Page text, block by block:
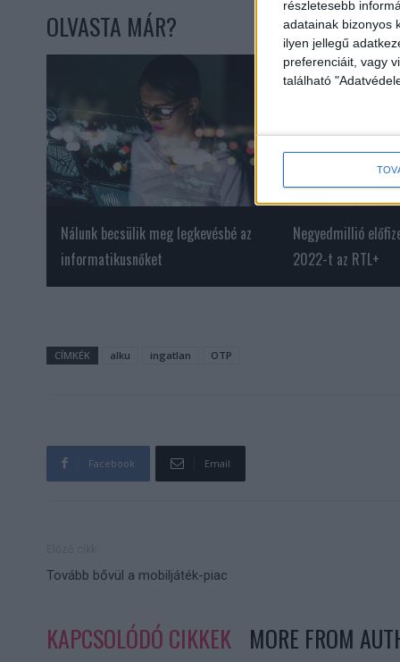
részletesebb
adatainak bizonyos
ilyen jellegű
preferenciáit, vagy
található
OLVASTA MÁR?
Nálunk becsülik meg legkevésbé az
informatikusnőket
Negyedmillió
2022-t az RTL+
CÍMKÉK alku ingatlan OTP
Facebook Email
Tovább bővül a mobiljáték-piac
KAPCSOLÓDÓ CIKKEK MORE FROM